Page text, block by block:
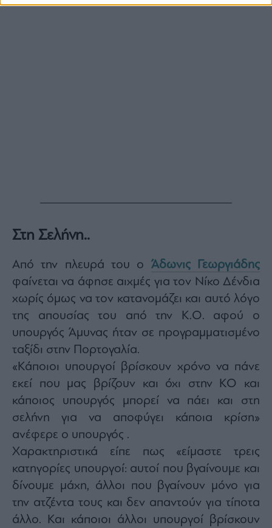
Στη Σελήνη..
Από την πλευρά του ο Άδωνις Γεωργιάδης
φαίνεται να άφησε αιχμές για τον Νίκο Δένδια
χωρίς όμως να τον κατανομάζει και αυτό λόγο
της απουσίας του από την Κ.Ο. αφού ο
υπουργός Άμυνας ήταν σε προγραμματισμένο
ταξίδι στην Πορτογαλία.
«Κάποιοι υπουργοί βρίσκουν χρόνο να πάνε
εκεί που μας βρίζουν και όχι στην ΚΟ και
κάποιος υπουργός μπορεί να πάει και στη
σελήνη για να αποφύγει κάποια κρίση»
ανέφερε ο υπουργός .
Χαρακτηριστικά είπε πως «είμαστε τρεις
κατηγορίες υπουργοί: αυτοί που βγαίνουμε και
δίνουμε μάχη, άλλοι που βγαίνουν μόνο για
την ατζέντα τους και δεν απαντούν για τίποτα
άλλο. Και κάποιοι άλλοι υπουργοί βρίσκουν